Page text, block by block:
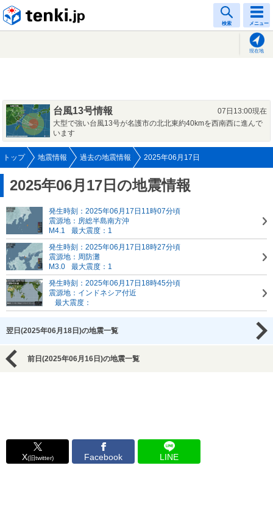
検索 メニュー
現在地
台風13号情報
07日13:00現在
大型で強い台風13号が名護市の北北東約40kmを西南西に進んで
います
トップ 地震情報 過去の地震情報 2025年06月17日
2025年06月17日の地震情報
発生時刻：2025年06月17日11時07分頃
震源地：房総半島南方沖
M4.1
最大震度：1
発生時刻：2025年06月17日18時27分頃
震源地：周防灘
M3.0
最大震度：1
発生時刻：2025年06月17日18時45分頃
震源地：インドネシア付近
最大震度：
翌日(2025年06月18日)の地震一覧
前日(2025年06月16日)の地震一覧
X(旧twitter) Facebook LINE